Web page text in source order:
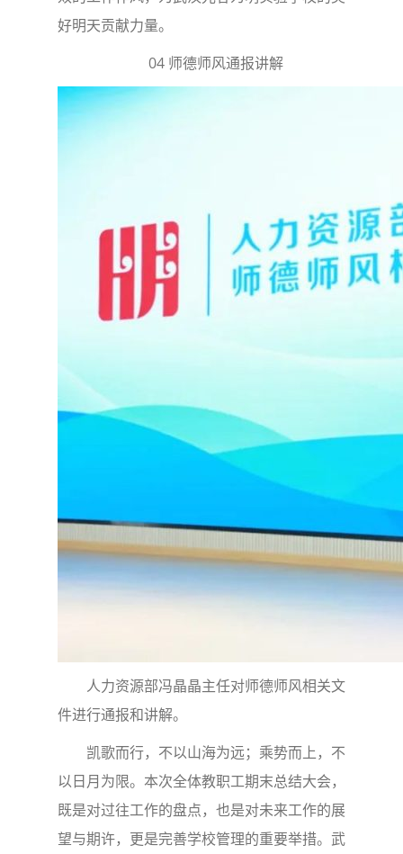
好明天贡献力量。
04 师德师风通报讲解
人力资源部冯晶晶主任对师德师风相关文
件进行通报和讲解。
凯歌而行，不以山海为远；乘势而上，不
以日月为限。本次全体教职工期末总结大会，
既是对过往工作的盘点，也是对未来工作的展
望与期许，更是完善学校管理的重要举措。武